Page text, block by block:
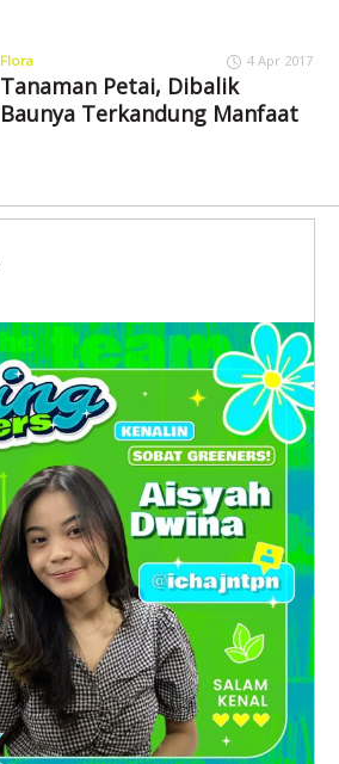
Flora 4 Apr 2017
Tanaman Petai, Dibalik
Baunya Terkandung Manfaat